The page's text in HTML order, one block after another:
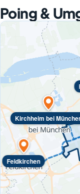
Poing &
Kirchheim bei
Feldkirchen